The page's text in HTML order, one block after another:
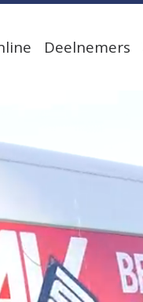
Deelnemers